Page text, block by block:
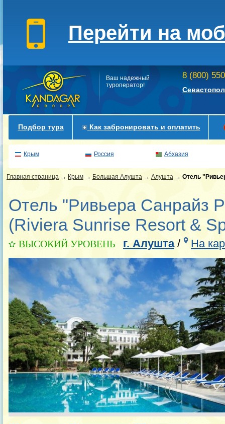
Перейти на
Ваш надежный
туроператор!
8 (800)
Подбор тура Как забронировать и оплатить
Крым Россия Абхазия
Главная страница → Крым → Большая Алушта → Алушта → Отель
Отель "Ривьера Санрайз
(Riviera Sunrise Resort &
ВЫСОКИЙ УРОВЕНЬ г. Алушта/ На